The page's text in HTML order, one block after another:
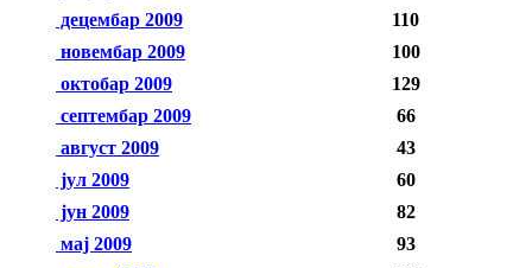
децембар 2009
110
новембар 2009
100
октобар 2009
129
септембар 2009
66
август 2009
43
јул 2009
60
јун 2009
82
мај 2009
93